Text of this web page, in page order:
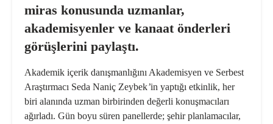
miras konusunda uzmanlar,
akademisyenler ve kanaat önderleri
görüşlerini paylaştı.
Akademik içerik danışmanlığını Akademisyen ve Serbest
Araştırmacı Seda Naniç Zeybek’in yaptığı etkinlik, her
biri alanında uzman birbirinden değerli konuşmacıları
ağırladı. Gün boyu süren panellerde; şehir planlamacılar,